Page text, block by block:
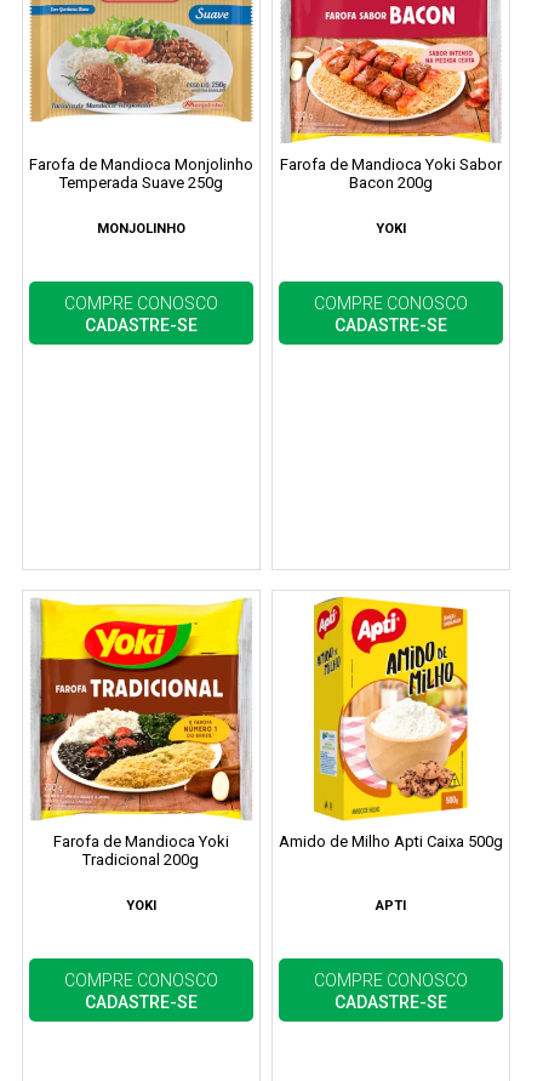
Farofa de Mandioca Monjolinho
Temperada Suave 250g
MONJOLINHO
COMPRE CONOSCO
CADASTRE-SE
Farofa de Mandioca Yoki Sabor
Bacon 200g
YOKI
COMPRE CONOSCO
CADASTRE-SE
Farofa de Mandioca Yoki
Tradicional 200g
YOKI
COMPRE CONOSCO
CADASTRE-SE
Amido de Milho Apti Caixa 500g
APTI
COMPRE CONOSCO
CADASTRE-SE